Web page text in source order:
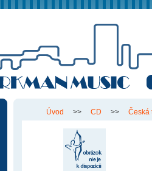
Úvod >> CD >> Česká